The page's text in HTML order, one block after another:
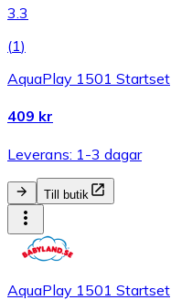
3.3
(1)
AquaPlay 1501 Startset
409 kr
Leverans: 1-3 dagar
Till butik
AquaPlay 1501 Startset